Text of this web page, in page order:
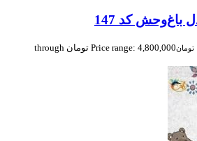
کد 147
تومان
Price range: 4,800,000 تومان through